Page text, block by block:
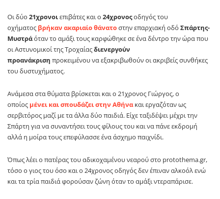
Οι δύο 21χρονοιεπιβάτες και ο 24χρονοςοδηγός του
οχήματος βρήκαν ακαριαίο θάνατοστην επαρχιακή οδό Σπάρτης-
Μυστράόταν το αμάξι τους καρφώθηκε σε ένα δέντρο την ώρα που
οι Αστυνομικοί της Τροχαίαςδιενεργούν
προανάκριση προκειμένου να εξακριβωθούν οι ακριβείς συνθήκες
του δυστυχήματος.
Ανάμεσα στα θύματα βρίσκεται και ο 21χρονος Γιώργος, ο
οποίος μένει και σπουδάζει στην Αθήνα και εργαζόταν ως
σερβιτόρος μαζί με τα άλλα δύο παιδιά. Είχε ταξιδέψει μέχρι την
Σπάρτη για να συναντήσει τους φίλους του και να πάνε εκδρομή
αλλά η μοίρα τους επεφύλασσε ένα άσχημο παιχνίδι.
Όπως λέει ο πατέρας του αδικοχαμένου νεαρού στο protothema.gr,
τόσο ο γιος του όσο και ο 24χρονος οδηγός δεν έπιναν αλκοόλ ενώ
και τα τρία παιδιά φορούσαν ζώνη όταν το αμάξι ντεραπάρισε.